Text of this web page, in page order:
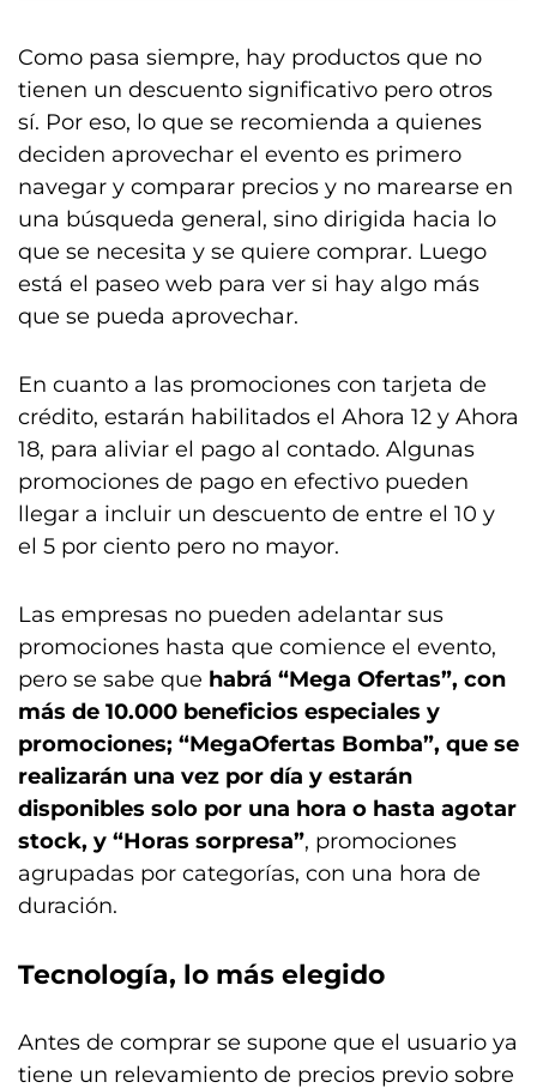
Como pasa siempre, hay productos que no
tienen un descuento significativo pero otros
sí. Por eso, lo que se recomienda a quienes
deciden aprovechar el evento es primero
navegar y comparar precios y no marearse en
una búsqueda general, sino dirigida hacia lo
que se necesita y se quiere comprar. Luego
está el paseo web para ver si hay algo más
que se pueda aprovechar.
En cuanto a las promociones con tarjeta de
crédito, estarán habilitados el Ahora 12 y Ahora
18, para aliviar el pago al contado. Algunas
promociones de pago en efectivo pueden
llegar a incluir un descuento de entre el 10 y
el 5 por ciento pero no mayor.
Las empresas no pueden adelantar sus
promociones hasta que comience el evento,
pero se sabe que habrá “Mega Ofertas”, con
más de 10.000 beneficios especiales y
promociones; “MegaOfertas Bomba”, que se
realizarán una vez por día y estarán
disponibles solo por una hora o hasta agotar
stock, y “Horas sorpresa”, promociones
agrupadas por categorías, con una hora de
duración.
Tecnología, lo más elegido
Antes de comprar se supone que el usuario ya
tiene un relevamiento de precios previo sobre